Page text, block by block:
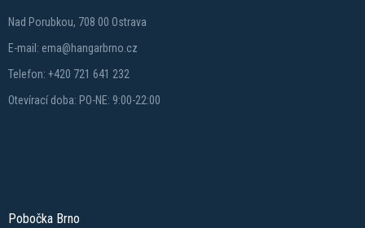
Nad Porubkou, 708 00 Ostrava
E-mail: ema@hangarbrno.cz
Telefon: +420 721 641 232
Otevírací doba: PO-NE: 9:00-22:00
Pobočka Brno